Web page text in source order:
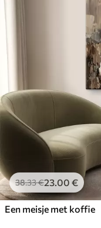
38.33€23.00 €
Een meisje met koffie